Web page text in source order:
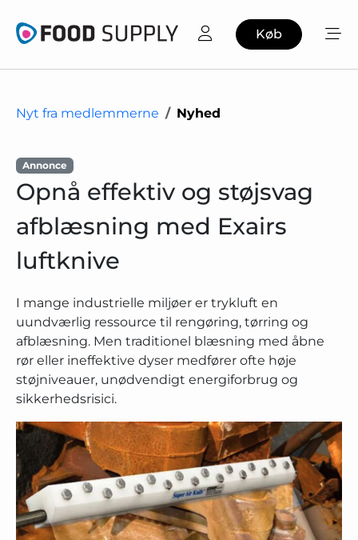
Køb
Nyt fra medlemmerne Nyhed
Annonce
Opnå effektiv og støjsvag
afblæsning med Exairs
luftknive
I mange industrielle miljøer er trykluft en
uundværlig ressource til rengøring, tørring og
afblæsning. Men traditionel blæsning med åbne
rør eller ineffektive dyser medfører ofte høje
støjniveauer, unødvendigt energiforbrug og
sikkerhedsrisici.